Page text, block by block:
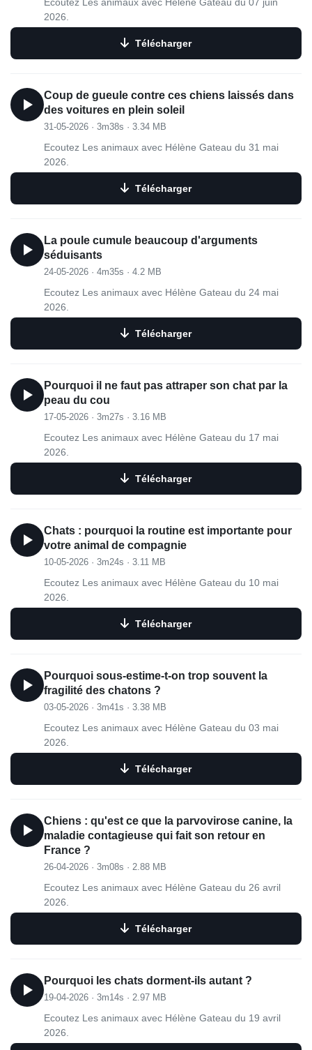
2026.
Télécharger
Coup de gueule contre ces chiens laissés dans
des voitures en plein soleil
31-05-2026 · 3m38s · 3.34 MB
Ecoutez Les animaux avec Hélène Gateau du 31 mai
2026.
Télécharger
La poule cumule beaucoup d'arguments
séduisants
24-05-2026 · 4m35s · 4.2 MB
Ecoutez Les animaux avec Hélène Gateau du 24 mai
2026.
Télécharger
Pourquoi il ne faut pas attraper son chat par la
peau du cou
17-05-2026 · 3m27s · 3.16 MB
Ecoutez Les animaux avec Hélène Gateau du 17 mai
2026.
Télécharger
Chats : pourquoi la routine est importante pour
votre animal de compagnie
10-05-2026 · 3m24s · 3.11 MB
Ecoutez Les animaux avec Hélène Gateau du 10 mai
2026.
Télécharger
Pourquoi sous-estime-t-on trop souvent la
fragilité des chatons ?
03-05-2026 · 3m41s · 3.38 MB
Ecoutez Les animaux avec Hélène Gateau du 03 mai
2026.
Télécharger
Chiens : qu'est ce que la parvovirose canine, la
maladie contagieuse qui fait son retour en
France ?
26-04-2026 · 3m08s · 2.88 MB
Ecoutez Les animaux avec Hélène Gateau du 26 avril
2026.
Télécharger
Pourquoi les chats dorment-ils autant ?
19-04-2026 · 3m14s · 2.97 MB
Ecoutez Les animaux avec Hélène Gateau du 19 avril
2026.